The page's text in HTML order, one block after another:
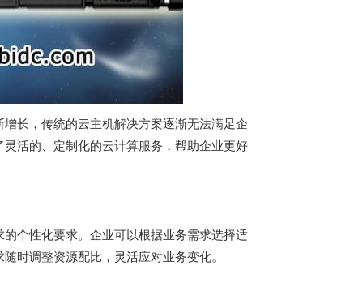
长，传统的云主机解决方案逐渐无法满足企
活的、定制化的云计算服务，帮助企业更好
个性化要求。企业可以根据业务需求选择适
时调整资源配比，灵活应对业务变化。